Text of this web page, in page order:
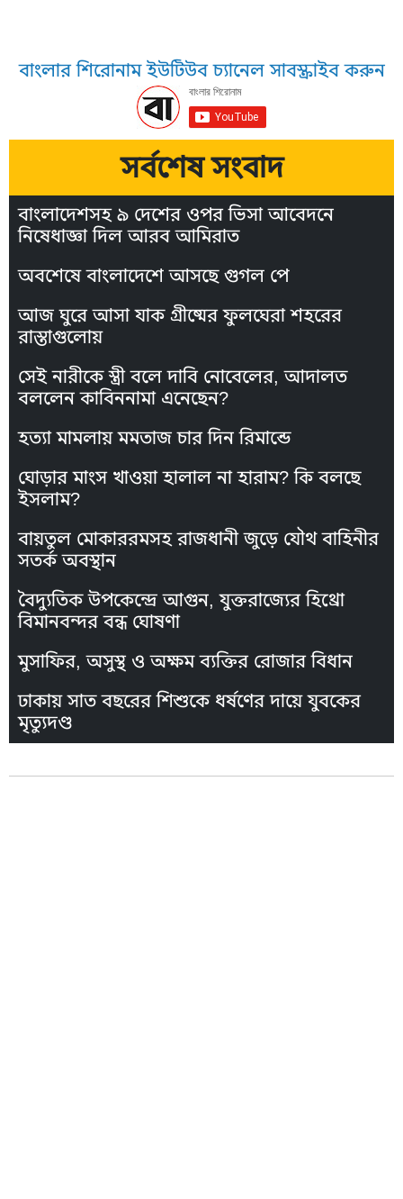
বাংলার শিরোনাম ইউটিউব চ্যানেল সাবস্ক্রাইব করুন
সর্বশেষ সংবাদ
বাংলাদেশসহ ৯ দেশের ওপর ভিসা আবেদনে
নিষেধাজ্ঞা দিল আরব আমিরাত
অবশেষে বাংলাদেশে আসছে গুগল পে
আজ ঘুরে আসা যাক গ্রীষ্মের ফুলঘেরা শহরের
রাস্তাগুলোয়
সেই নারীকে স্ত্রী বলে দাবি নোবেলের, আদালত
বললেন কাবিননামা এনেছেন?
হত্যা মামলায় মমতাজ চার দিন রিমান্ডে
ঘোড়ার মাংস খাওয়া হালাল না হারাম? কি বলছে
ইসলাম?
বায়তুল মোকাররমসহ রাজধানী জুড়ে যৌথ বাহিনীর
সতর্ক অবস্থান
বৈদ্যুতিক উপকেন্দ্রে আগুন, যুক্তরাজ্যের হিথ্রো
বিমানবন্দর বন্ধ ঘোষণা
মুসাফির, অসুস্থ ও অক্ষম ব্যক্তির রোজার বিধান
ঢাকায় সাত বছরের শিশুকে ধর্ষণের দায়ে যুবকের
মৃত্যুদণ্ড